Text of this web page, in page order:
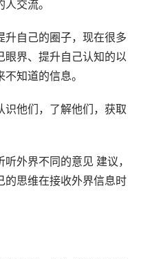
交流。
自己的圈子，现在很多
眼界、提升自己认知的以
知道的信息。
他们，了解他们，获取
外界不同的意见 建议，
的思维在接收外界信息时